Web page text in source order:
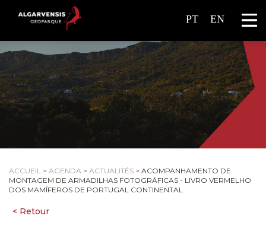
PT EN
ACCUEIL > AGENDA > ACTUALITÉS > ACOMPANHAMENTO DE
MONTAGEM DE ARMADILHAS FOTOGRÁFICAS - LIVRO VERMELHO
DOS MAMÍFEROS DE PORTUGAL CONTINENTAL